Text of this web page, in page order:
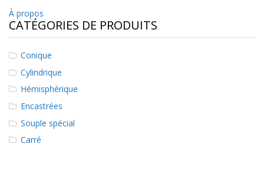
i
o
n
É
u
i
v
a
l
e
Navigation
de
l’article
À propos
CATÉGORIES DE PRODUITS
Conique
Cylindrique
Hémisphérique
Encastrées
Souple spécial
Carré